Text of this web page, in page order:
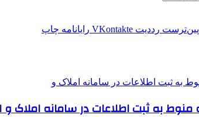
‫پین‌ترست ‫رددیت ‫VKontakte رایانامه چاپ